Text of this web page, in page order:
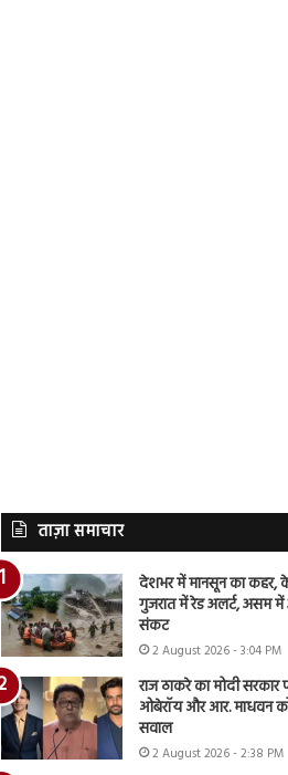
ताज़ा समाचार
देशभर में मानसून का कहर,
गुजरात में रेड अलर्ट, असम
संकट
2 August 2026 - 3:04 PM
राज ठाकरे का मोदी
ओबेरॉय और आर. माधवन
सवाल
2 August 2026 - 2:38 PM